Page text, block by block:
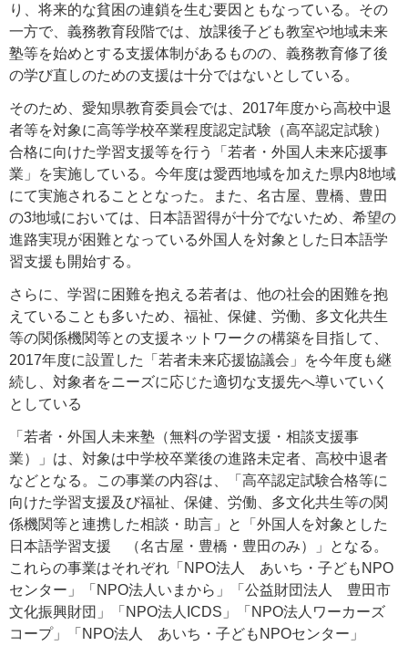
り、将来的な貧困の連鎖を生む要因ともなっている。その
一方で、義務教育段階では、放課後子ども教室や地域未来
塾等を始めとする支援体制があるものの、義務教育修了後
の学び直しのための支援は十分ではないとしている。
そのため、愛知県教育委員会では、2017年度から高校中退
者等を対象に高等学校卒業程度認定試験（高卒認定試験）
合格に向けた学習支援等を行う「若者・外国人未来応援事
業」を実施している。今年度は愛西地域を加えた県内8地域
にて実施されることとなった。また、名古屋、豊橋、豊田
の3地域においては、日本語習得が十分でないため、希望の
進路実現が困難となっている外国人を対象とした日本語学
習支援も開始する。
さらに、学習に困難を抱える若者は、他の社会的困難を抱
えていることも多いため、福祉、保健、労働、多文化共生
等の関係機関等との支援ネットワークの構築を目指して、
2017年度に設置した「若者未来応援協議会」を今年度も継
続し、対象者をニーズに応じた適切な支援先へ導いていく
としている
「若者・外国人未来塾（無料の学習支援・相談支援事
業）」は、対象は中学校卒業後の進路未定者、高校中退者
などとなる。この事業の内容は、「高卒認定試験合格等に
向けた学習支援及び福祉、保健、労働、多文化共生等の関
係機関等と連携した相談・助言」と「外国人を対象とした
日本語学習支援 （名古屋・豊橋・豊田のみ）」となる。
これらの事業はそれぞれ「NPO法人 あいち・子どもNPO
センター」「NPO法人いまから」「公益財団法人 豊田市
文化振興財団」「NPO法人ICDS」「NPO法人ワーカーズ
コープ」「NPO法人 あいち・子どもNPOセンター」